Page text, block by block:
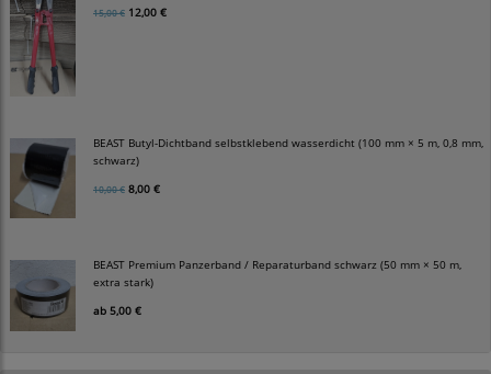
15,00 € 12,00 €
BEAST Butyl-Dichtband selbstklebend wasserdicht (100 mm × 5 m, 0,8 mm,
schwarz)
10,00 € 8,00 €
BEAST Premium Panzerband / Reparaturband schwarz (50 mm × 50 m,
extra stark)
ab 5,00 €